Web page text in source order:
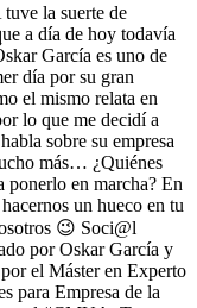
la suerte de
a día de hoy todavía
García es uno de
día por su gran
el mismo relata en
lo que me decidí a
sobre su empresa
más… ¿Quiénes
en marcha? En
un hueco en tu
😉 Soci@l
por Oskar García y
el Máster en Experto
para Empresa de la